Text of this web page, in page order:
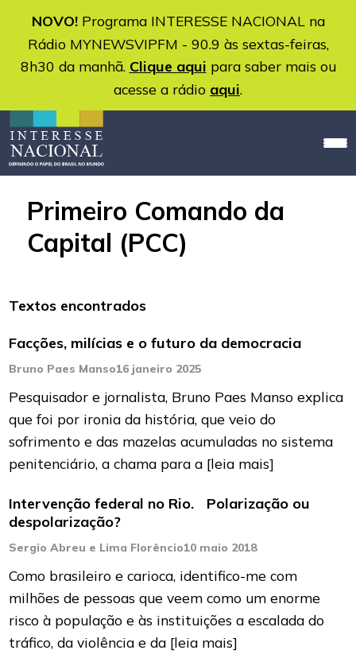
NOVO!Programa INTERESSE NACIONAL na
Rádio MYNEWSVIPFM - 90.9 às sextas-feiras,
8h30 da manhã. Clique aqui para saber mais ou
acesse a rádio aqui.
Primeiro Comando da
Capital (PCC)
Textos encontrados
Facções, milícias e o futuro da democracia
Bruno Paes Manso16 janeiro 2025
Pesquisador e jornalista, Bruno Paes Manso explica
que foi por ironia da história, que veio do
sofrimento e das mazelas acumuladas no sistema
penitenciário, a chama para a [leia mais]
Intervenção federal no Rio. Polarização ou
despolarização?
Sergio Abreu e Lima Florêncio10 maio 2018
Como brasileiro e carioca, identifico-me com
milhões de pessoas que veem como um enorme
risco à população e às instituições a escalada do
tráfico, da violência e da [leia mais]